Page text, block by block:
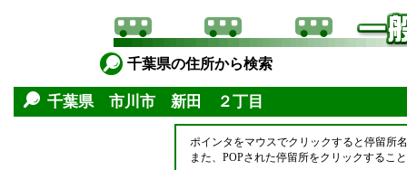
千葉県の住所から検索
千葉県 市川市 新田 ２丁目
ポインタをマウスでクリックすると停留所
また、POPされた停留所をクリックするこ